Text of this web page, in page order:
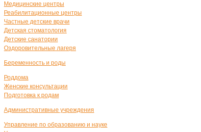
Медицинские центры
Реабилитационные центры
Частные детские врачи
Детская стоматология
Детские санатории
Оздоровительные лагеря
Беременность и роды
Роддома
Женские консультации
Подготовка к родам
Административные учреждения
Управление по образованию и науке